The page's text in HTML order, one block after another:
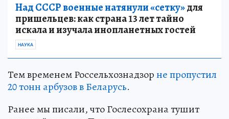
Над СССР военные натянули «сетку»для
пришельцев: как страна 13 лет тайно
искала и изучала инопланетных гостей
НАУКА
Тем временем Россельхознадзорне пропустил
20 тонн арбузов в Беларусь.
Ранее мы писали, что Гослесохрана тушит